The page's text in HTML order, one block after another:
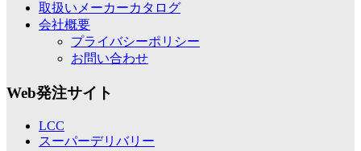
取扱いメーカーカタログ
会社概要
プライバシーポリシー
お問い合わせ
Web発注サイト
LCC
スーパーデリバリー